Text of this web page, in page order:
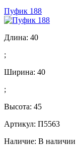
Пуфик 188
Длина: 40
;
Ширина: 40
;
Высота: 45
Артикул: П5563
Наличие: В наличии